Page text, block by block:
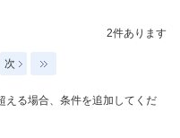
2件あります
次
る場合、条件を追加してくだ